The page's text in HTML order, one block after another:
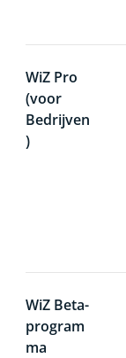
WiZ Pro
(voor
Bedrijven
)
WiZ Beta-
program
ma